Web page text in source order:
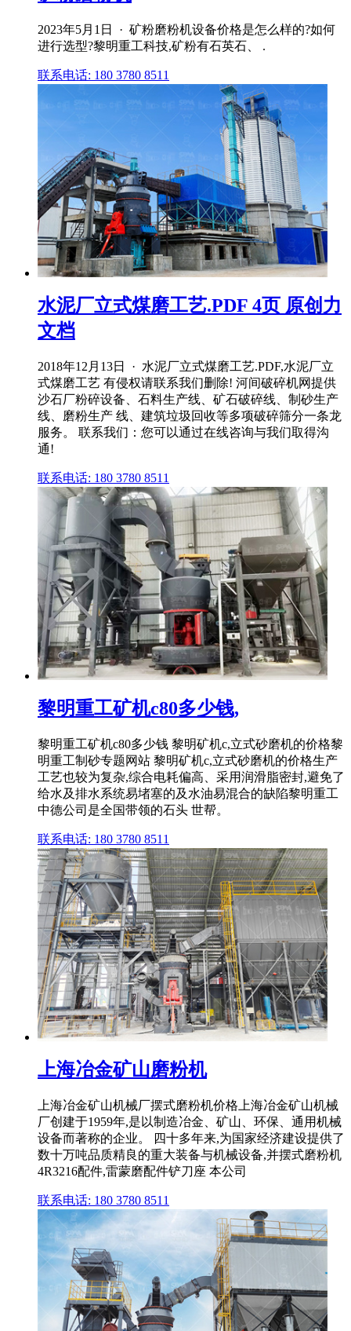
2023年5月1日 · 矿粉磨粉机设备价格是怎么样的?如何
进行选型?黎明重工科技,矿粉有石英石、 .
联系电话: 180 3780 8511
水泥厂立式煤磨工艺.PDF 4页 原创力
文档
2018年12月13日 · 水泥厂立式煤磨工艺.PDF,水泥厂立
式煤磨工艺 有侵权请联系我们删除! 河间破碎机网提供
沙石厂粉碎设备、石料生产线、矿石破碎线、制砂生产
线、磨粉生产 线、建筑垃圾回收等多项破碎筛分一条龙
服务。 联系我们：您可以通过在线咨询与我们取得沟
通!
联系电话: 180 3780 8511
黎明重工矿机c80多少钱,
黎明重工矿机c80多少钱 黎明矿机c,立式砂磨机的价格黎
明重工制砂专题网站 黎明矿机c,立式砂磨机的价格生产
工艺也较为复杂,综合电耗偏高、采用润滑脂密封,避免了
给水及排水系统易堵塞的及水油易混合的缺陷黎明重工
中德公司是全国带领的石头 世帮。
联系电话: 180 3780 8511
上海冶金矿山磨粉机
上海冶金矿山机械厂摆式磨粉机价格上海冶金矿山机械
厂创建于1959年,是以制造冶金、矿山、环保、通用机械
设备而著称的企业。 四十多年来,为国家经济建设提供了
数十万吨品质精良的重大装备与机械设备,并摆式磨粉机
4R3216配件,雷蒙磨配件铲刀座 本公司
联系电话: 180 3780 8511